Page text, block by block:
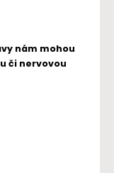
nám mohou
či nervovou